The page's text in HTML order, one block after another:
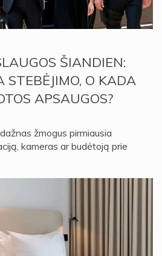
ŠIANDIEN:
STEBĖJIMO, O KADA
APSAUGOS?
žmogus pirmiausia
kameras ar budėtoją prie